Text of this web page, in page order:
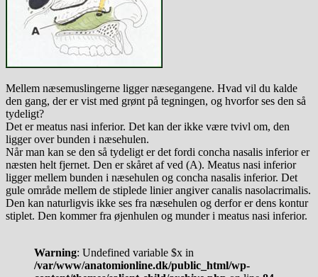
Mellem næsemuslingerne ligger næsegangene. Hvad vil du kalde
den gang, der er vist med grønt på tegningen, og hvorfor ses den så
tydeligt?
Det er meatus nasi inferior. Det kan der ikke være tvivl om, den
ligger over bunden i næsehulen.
Når man kan se den så tydeligt er det fordi concha nasalis inferior er
næsten helt fjernet. Den er skåret af ved (A). Meatus nasi inferior
ligger mellem bunden i næsehulen og concha nasalis inferior. Det
gule område mellem de stiplede linier angiver canalis nasolacrimalis.
Den kan naturligvis ikke ses fra næsehulen og derfor er dens kontur
stiplet. Den kommer fra øjenhulen og munder i meatus nasi inferior.
Warning: Undefined variable $x in
/var/www/anatomionline.dk/public_html/wp-